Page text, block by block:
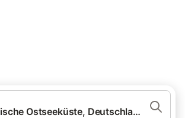
Mecklenburgische Ostseeküste, Deutschland